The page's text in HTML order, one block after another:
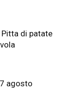
di patate
agosto